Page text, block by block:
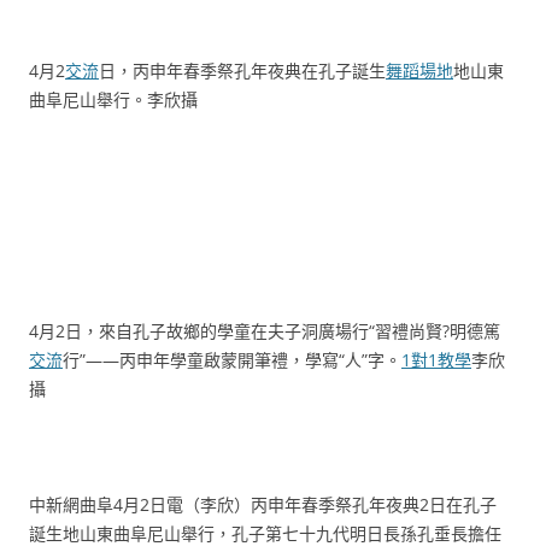
4月2交流日，丙申年春季祭孔年夜典在孔子誕生舞蹈場地地山東
曲阜尼山舉行。李欣攝
4月2日，來自孔子故鄉的學童在夫子洞廣場行“習禮尚賢?明德篤
交流行”——丙申年學童啟蒙開筆禮，學寫“人”字。 1對1教學李欣
攝
中新網曲阜4月2日電（李欣）丙申年春季祭孔年夜典2日在孔子
誕生地山東曲阜尼山舉行，孔子第七十九代明日長孫孔垂長擔任